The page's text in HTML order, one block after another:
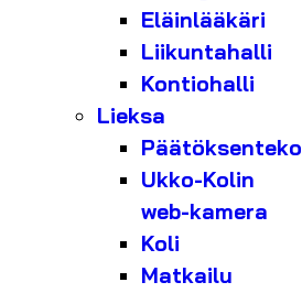
Eläinlääkäri
Liikuntahalli
Kontiohalli
Lieksa
Päätöksenteko
Ukko-Kolin
web-kamera
Koli
Matkailu